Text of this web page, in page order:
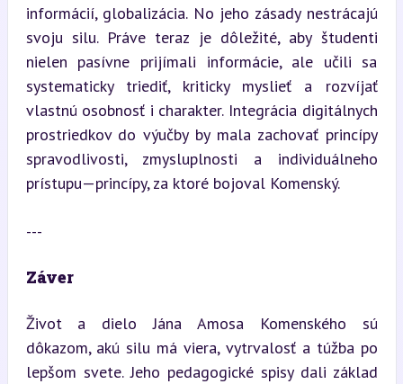
informácií, globalizácia. No jeho zásady nestrácajú
svoju silu. Práve teraz je dôležité, aby študenti
nielen pasívne prijímali informácie, ale učili sa
systematicky triediť, kriticky myslieť a rozvíjať
vlastnú osobnosť i charakter. Integrácia digitálnych
prostriedkov do výučby by mala zachovať princípy
spravodlivosti, zmysluplnosti a individuálneho
prístupu—princípy, za ktoré bojoval Komenský.
---
Záver
Život a dielo Jána Amosa Komenského sú
dôkazom, akú silu má viera, vytrvalosť a túžba po
lepšom svete. Jeho pedagogické spisy dali základ